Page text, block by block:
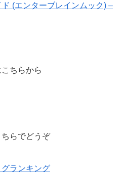
(エンターブレインムック) –
ちらから
らでどうぞ
グランキング